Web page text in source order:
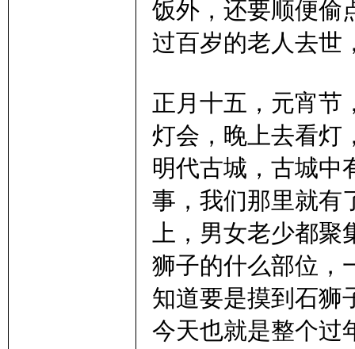
饭外，还要顺便偷
过百岁的老人去世
正月十五，元宵节
灯会，晚上去看灯
明代古城，古城中
事，我们那里就有
上，男女老少都聚
狮子的什么部位，
知道要是摸到石狮
今天也就是整个过